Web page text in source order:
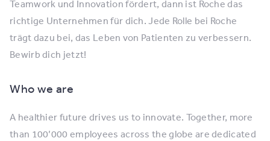
Teamwork und Innovation fördert, dann ist Roche das
richtige Unternehmen für dich. Jede Rolle bei Roche
trägt dazu bei, das Leben von Patienten zu verbessern.
Bewirb dich jetzt!
Who we are
A healthier future drives us to innovate. Together, more
than 100’000 employees across the globe are dedicated